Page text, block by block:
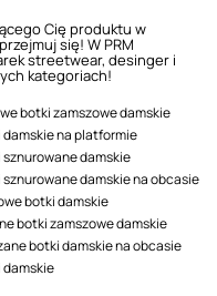
Cię produktu w
się! W PRM
streetwear, desinger i
kategoriach!
botki zamszowe damskie
damskie na platformie
sznurowane damskie
sznurowane damskie na obcasie
botki damskie
botki zamszowe damskie
botki damskie na obcasie
damskie